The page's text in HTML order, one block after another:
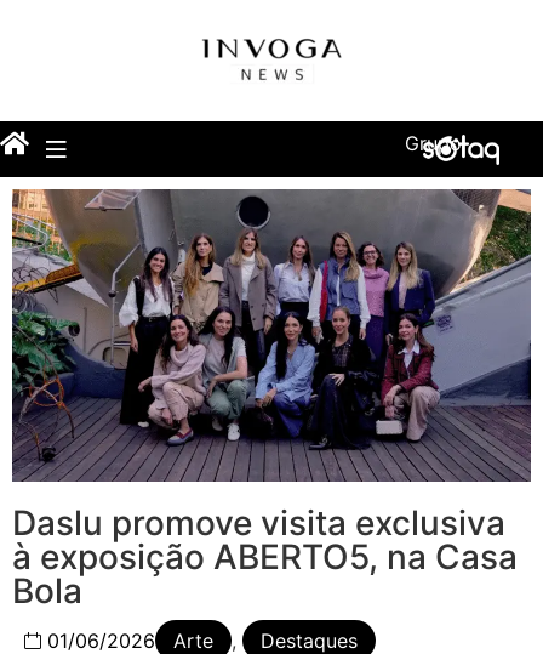
Grupo
Daslu promove visita exclusiva
à exposição ABERTO5, na Casa
Bola
01/06/2026 Arte ,
Destaques